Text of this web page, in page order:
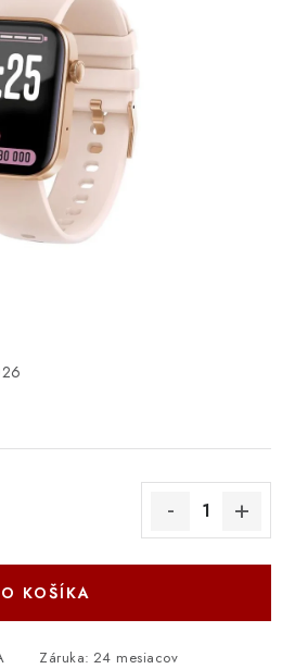
od zmluvy
nám
KOŠÍKA
Záruka: 24 mesiacov